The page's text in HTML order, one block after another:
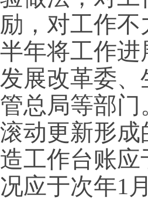
励，对工作
半年将工作
发展改革委
管总局等部
滚动更新形
造工作台账应
况应于次年1